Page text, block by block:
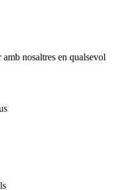
nosaltres en qualsevol